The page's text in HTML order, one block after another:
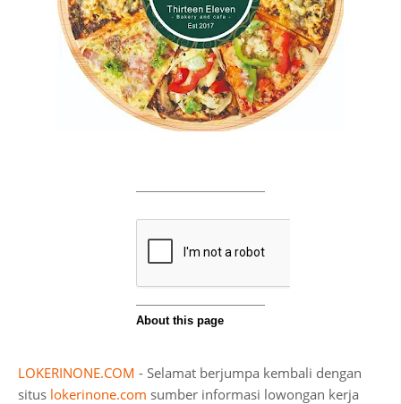
LOKERINONE.COM - Selamat berjumpa kembali dengan
situs lokerinone.com sumber informasi lowongan kerja